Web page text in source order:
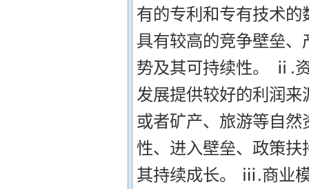
有的专利和专有技术
具有较高的竞争壁垒
势及其可持续性。 ⅱ.
发展提供较好的利润
或者矿产、旅游等自
性、进入壁垒、政策
其持续成长。 ⅲ.商业